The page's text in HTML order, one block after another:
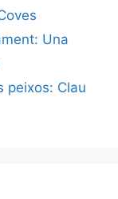
Una
peixos: Clau